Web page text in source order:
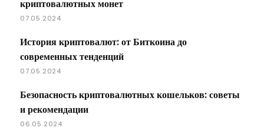
криптовалютных монет
07.05.2024
История криптовалют: от Биткоина до
современных тенденций
07.05.2024
Безопасность криптовалютных кошельков: советы
и рекомендации
06.05.2024